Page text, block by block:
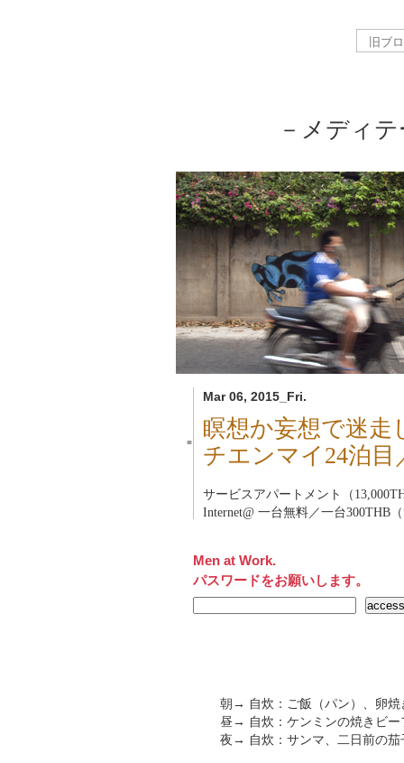
－メディ
Mar 06, 2015_Fri.
■
瞑想か妄想で迷走
チエンマイ24泊目
サービスアパートメント（
Internet@ 一台無料／一台300THB
Men at Work.
パスワードをお願いします。
朝→ 自炊：ご飯（パン）、卵焼
昼→ 自炊：ケンミンの焼きビー
夜→ 自炊：サンマ、二日前の茄